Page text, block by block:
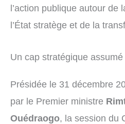
l’action publique autour de
l’État stratège et de la
Un cap stratégique assumé
Présidée le 31 décembre
par le Premier ministre
Ouédraogo, la session du